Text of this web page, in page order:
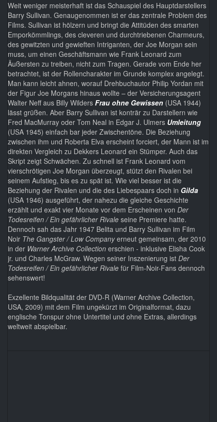
Weit weniger meisterhaft ist das Schauspiel des Hauptdarstellers
Barry Sullivan. Genaugenommen ist er das zentrale Problem des
Films. Sullivan ist hölzern und bringt die Attitüden des smarten
Emporkömmlings, des cleveren und durchtriebenen Charmeurs,
des gewitzten und gewieften Intriganten, der Joe Morgan sein
muss, um einen Geschäftsmann wie Frank Leonard zum
Äußersten zu treiben, nicht zum Tragen. Gerade vom Ende her
betrachtet, ist der Rollencharakter im Grunde komplex angelegt.
Man kann leicht ahnen, worauf Drehbuchautor Philip Yordan mit
der Figur Joe Morgans hinaus wollte – der Versicherungsagent
Walter Neff aus Billy Wilders Frau ohne Gewissen (USA 1944)
lässt grüßen. Aber Barry Sullivan ist konträr zu Darstellern wie
Fred MacMurray oder Tom Neal in Edgar J. Ulmers Umleitung
(USA 1945) einfach bar jeder Zwischentöne. Die Beziehung
zwischen ihm und Roberta Elva erscheint forciert, der Mann ist im
direkten Vergleich zu Dekkers Leonard ein Stümper. Auch das
Skript zeigt Schwächen. Zu schnell ist Frank Leonard vom
vierschrötigen Joe Morgan überzeugt, stützt den Rivalen bei
seinem Aufstieg, bis es zu spät ist. Wie viel besser ist die
Beziehung der Rivalen und die des Liebespaars doch in Gilda
(USA 1946) ausgeführt, der nahezu die gleiche Geschichte
erzählt und exakt vier Monate vor dem Erscheinen von Der
Todesreifen / Ein gefährlicher Rivale seine Premiere hatte.
Dennoch sah das Jahr 1947 Belita und Barry Sullivan im Film
Noir The Gangster / Low Companyerneut gemeinsam, der 2010
in der Warner Archive Collection erschien - inklusive Elisha Cook
jr. und Charles McGraw. Wegen seiner Inszenierung ist Der
Todesreifen / Ein gefährlicher Rivale für Film-Noir-Fans dennoch
sehenswert!
Exzellente Bildqualität der DVD-R (Warner Archive Collection,
USA, 2009) mit dem Film ungekürzt im Originalformat, dazu
englische Tonspur ohne Untertitel und ohne Extras, allerdings
weltweit abspielbar.